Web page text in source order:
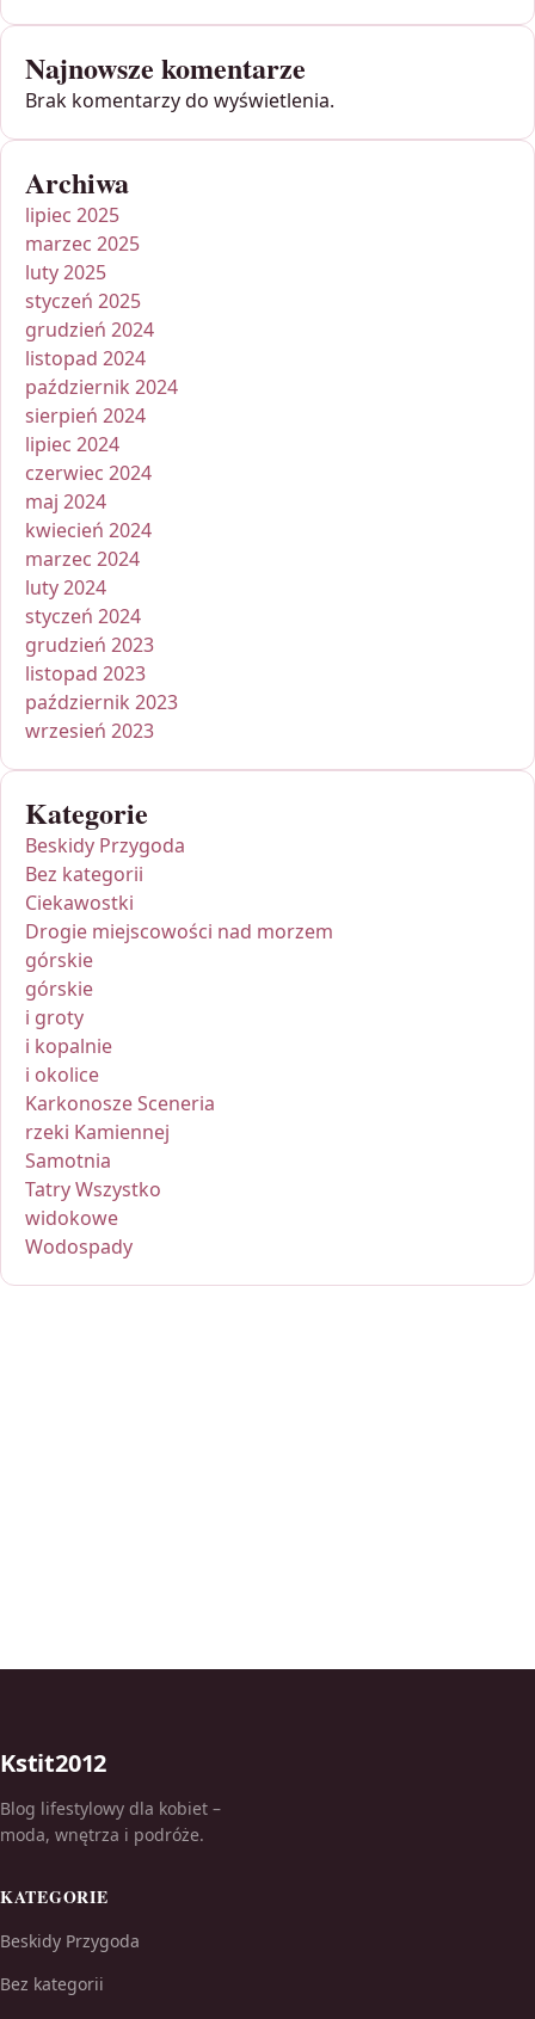
Najnowsze komentarze
Brak komentarzy do wyświetlenia.
Archiwa
lipiec 2025
marzec 2025
luty 2025
styczeń 2025
grudzień 2024
listopad 2024
październik 2024
sierpień 2024
lipiec 2024
czerwiec 2024
maj 2024
kwiecień 2024
marzec 2024
luty 2024
styczeń 2024
grudzień 2023
listopad 2023
październik 2023
wrzesień 2023
Kategorie
Beskidy Przygoda
Bez kategorii
Ciekawostki
Drogie miejscowości nad morzem
górskie
górskie
i groty
i kopalnie
i okolice
Karkonosze Sceneria
rzeki Kamiennej
Samotnia
Tatry Wszystko
widokowe
Wodospady
Kstit2012
Blog lifestylowy dla kobiet –
moda, wnętrza i podróże.
KATEGORIE
Beskidy Przygoda
Bez kategorii